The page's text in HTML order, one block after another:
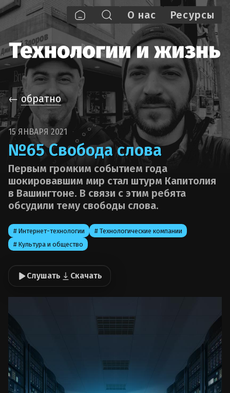
О нас Pecypcы
←обратно
15 ЯНВАРЯ 2021
№65 Свобода слова
Первым громким событием года
шокировавшим мир стал штурм Капитолия
в Вашингтоне. В связи с этим ребята
обсудили тему свободы слова.
# Интернет-технологии
# Технологические компании
# Культура и общество
Слушать Скачать